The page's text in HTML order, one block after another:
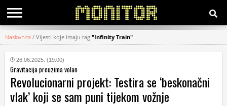
KATEGORIJE
HRVATSKI
WEB
Naslovnica / Vijesti koje imaju tag "Infinity Train"
26.06.2025. (19:00)
Gravitacija preuzima volan
Revolucionarni projekt: Testira se ‘beskonačni
vlak’ koji se sam puni tijekom vožnje